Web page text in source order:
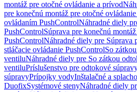
montáž pre otočné ovládanie a prívod
pre konečnú montáž pre otočné
ovládaním PushControlNáhradné diely
PushControlSúprava pre konečnú
PushControlNáhradné diely pre Súprava
stláčacie ovládanie PushControlSo
ventiluNáhradné diely pre So zátkou
ventiluPríslušenstvo pre odtokové
súpravyPrípojky vodyInštalačné a
DuofixSystémové stenyNáhradné diely